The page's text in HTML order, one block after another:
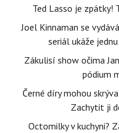
Ted Lasso je zpátky!
Joel Kinnaman se
seriál ukáže
Zákulisí show očima
pódium
Černé díry mohou
Zachytit ji
Octomilky v kuchyni?